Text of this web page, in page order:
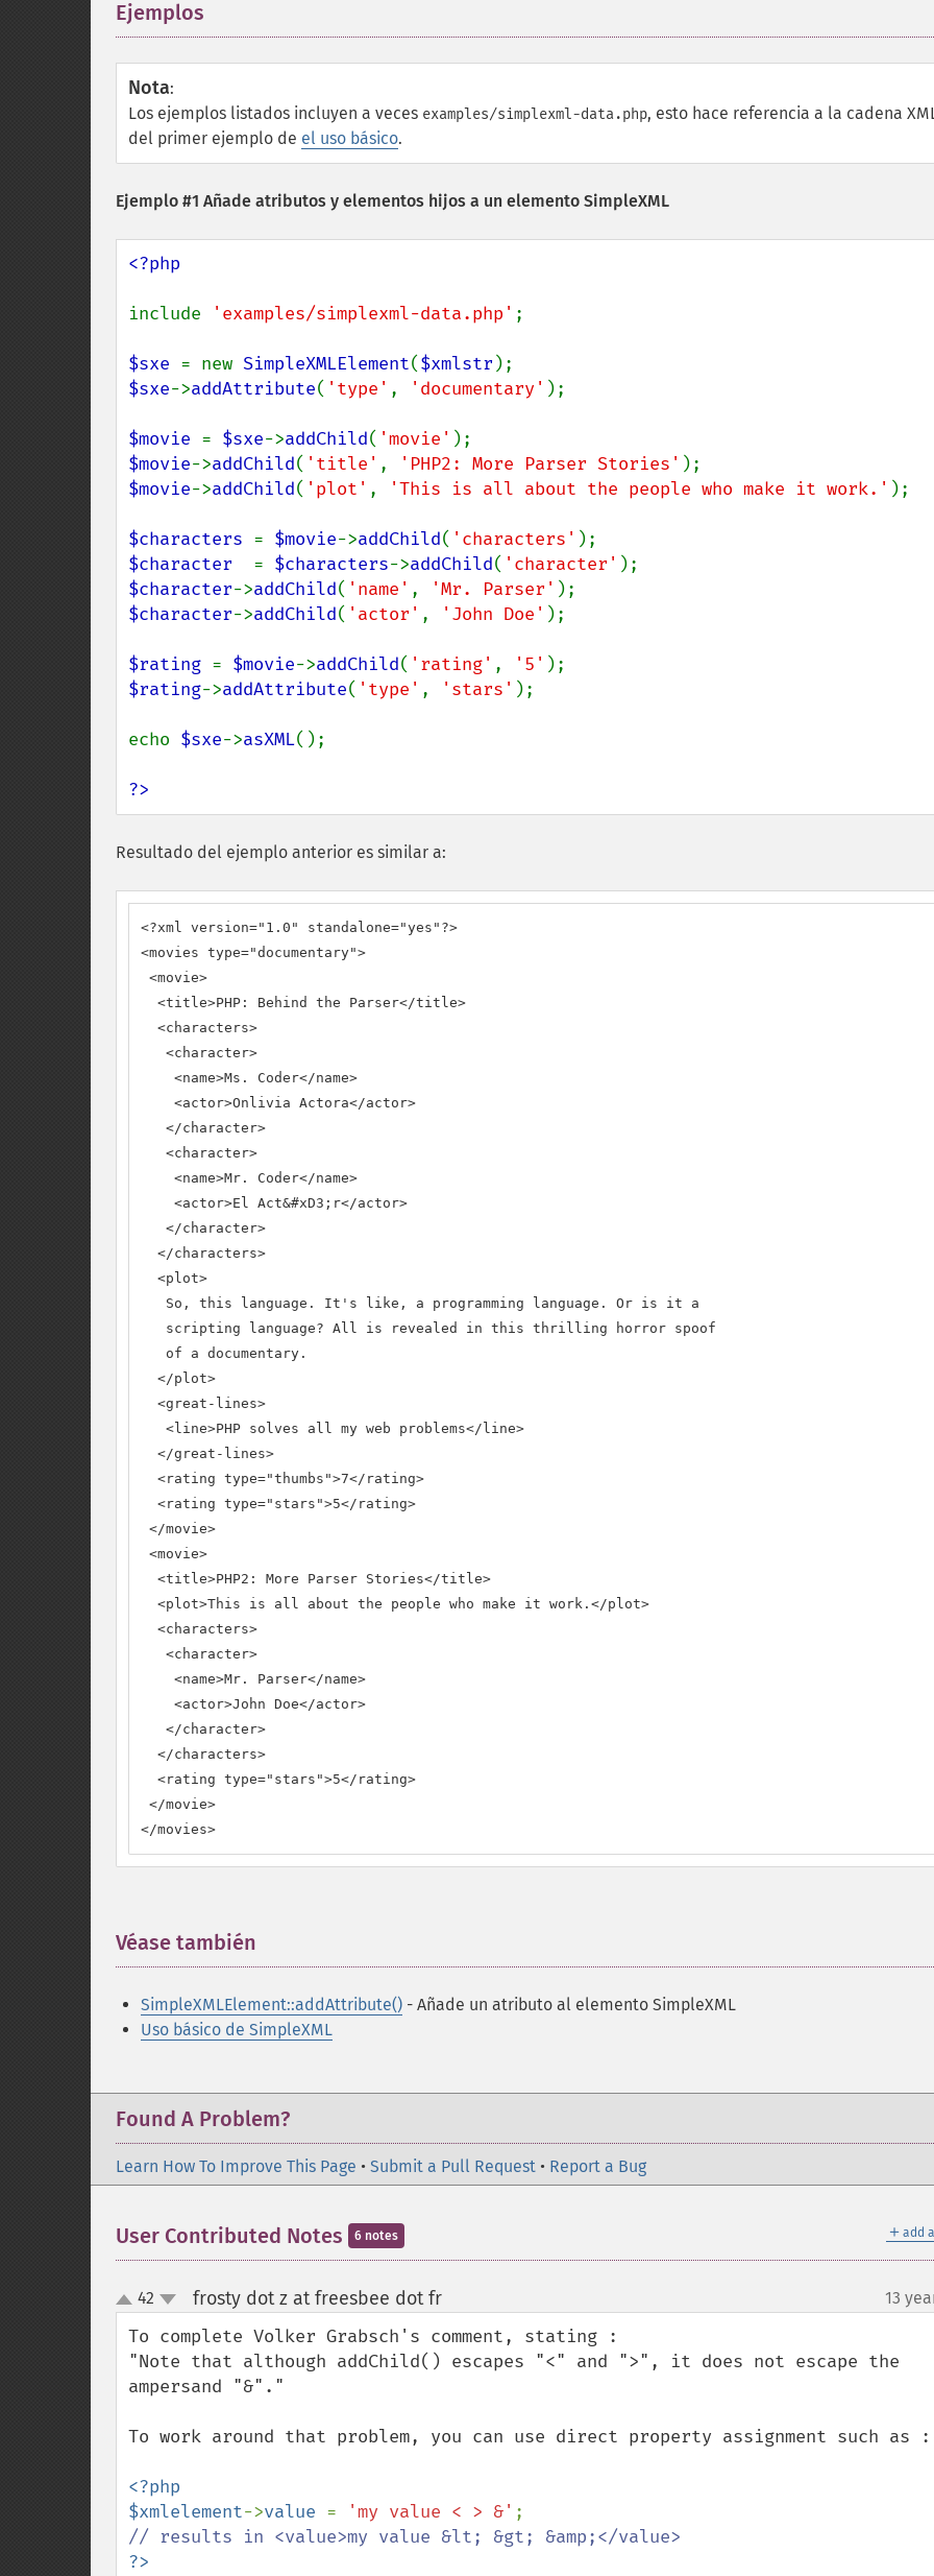
Ejemplos
Nota:
Los ejemplos listados incluyen a veces examples/simplexml-data.php, esto hace referencia a la cadena
del primer ejemplo de el uso básico.
Ejemplo #1 Añade atributos y elementos hijos a un elemento SimpleXML
<?php
include 'examples/simplexml-data.php' ;
$sxe = new SimpleXMLElement($xmlstr
$sxe->addAttribute( 'type' , 'documentary' );
$movie = $sxe->addChild( 'movie'
$movie->addChild( 'title' , 'PHP2: More Parser Stories'
$movie->addChild( 'plot' , 'This is all about the people who make it work.' );
$characters = $movie->addChild( 'characters'
$character = $characters->addChild( 'character'
$character->addChild( 'name' , 'Mr. Parser'
$character->addChild( 'actor' , 'John Doe' );
$rating = $movie->addChild( 'rating' , '5'
$rating->addAttribute( 'type' , 'stars' );
echo $sxe->asXML();
?>
Resultado del ejemplo anterior es similar a:
<?xml version="1.0" standalone="yes"?>
<movies type="documentary">
<movie>
  <title>PHP: Behind the Parser</title>
  <characters>
   <character>
    <name>Ms. Coder</name>
    <actor>Onlivia Actora</actor>
   </character>
   <character>
    <name>Mr. Coder</name>
    <actor>El Act&#xD3;r</actor>
   </character>
  </characters>
  <plot>
   So, this language. It's like, a programming language. Or is it a
   scripting language? All is revealed in this thrilling horror spoof
   of a documentary.
  </plot>
  <great-lines>
   <line>PHP solves all my web problems</line>
  </great-lines>
  <rating type="thumbs">7</rating>
  <rating type="stars">5</rating>
</movie>
<movie>
  <title>PHP2: More Parser Stories</title>
  <plot>This is all about the people who make it work.</plot>
  <characters>
   <character>
    <name>Mr. Parser</name>
    <actor>John Doe</actor>
   </character>
  </characters>
  <rating type="stars">5</rating>
</movie>
</movies>
Véase también
SimpleXMLElement::addAttribute() - Añade un atributo al elemento SimpleXML
Uso básico de SimpleXML
Found A Problem?
Learn How To Improve This Page • Submit a Pull Request • Report a Bug
＋ add
User Contributed Notes 6 notes
up
down
42 frosty dot z at freesbee dot fr¶ 13
To complete Volker Grabsch's comment, stating :
"Note that although addChild() escapes "<" and ">", it does not escape the
ampersand "&"."
To work around that problem, you can use direct property assignment such as :
<?php
$xmlelement->value = 'my value < > &'